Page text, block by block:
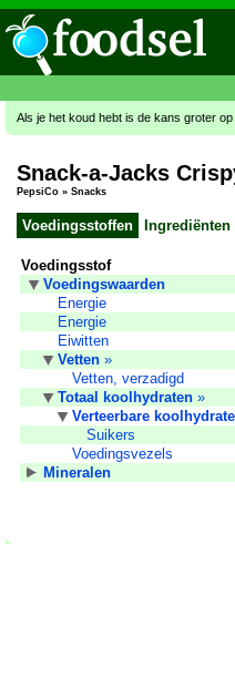
Als je het koud hebt is de kans groter
Snack-a-Jacks
PepsiCo » Snacks
Voedingsstoffen Ingrediënten
Voedingsstof
Voedingswaarden
Energie
Energie
Eiwitten
Vetten »
Vetten, verzadigd
Totaal koolhydraten »
Verteerbare
Suikers
Voedingsvezels
Mineralen